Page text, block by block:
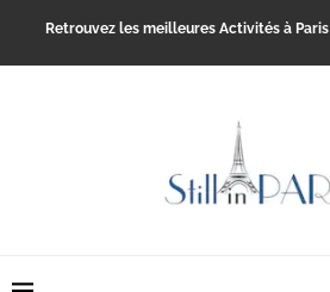
Retrouvez les meilleures Activités à Paris